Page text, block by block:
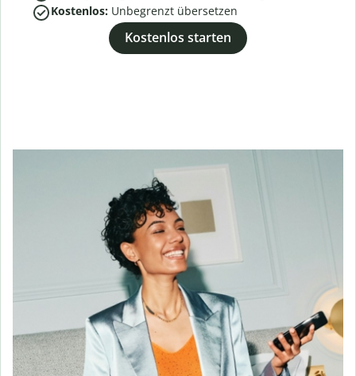
Kostenlos: Unbegrenzt übersetzen
Kostenlos starten